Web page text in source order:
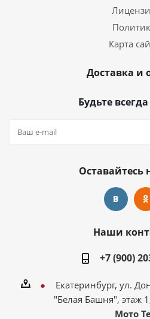
Карта
Доставка и
Будьте
Оставайтесь
Наши
+7 (900)
Екатеринбург, ул.
"Белая Башня", этаж
Мото